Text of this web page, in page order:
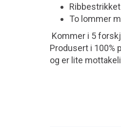
To lommer
Kommer i 5
Produsert i 100%
og er lite